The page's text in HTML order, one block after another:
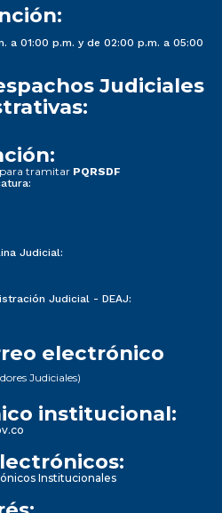
a 01:00 p.m. y de 02:00 p.m. a 05:00
Judiciales
para tramitar PQRSDF
Judicial:
Judicial - DEAJ:
electrónico
Judiciales)
institucional:
Institucionales